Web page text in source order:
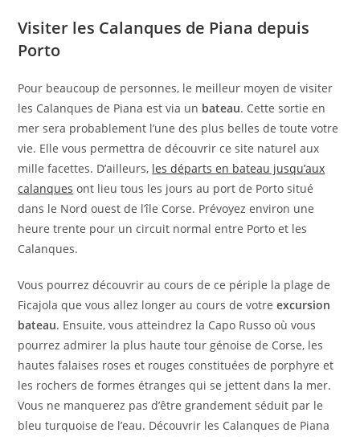
Visiter les Calanques de Piana depuis
Porto
Pour beaucoup de personnes, le meilleur moyen de visiter
les Calanques de Piana est via un bateau. Cette sortie en
mer sera probablement l’une des plus belles de toute votre
vie. Elle vous permettra de découvrir ce site naturel aux
mille facettes. D’ailleurs, les départs en bateau jusqu’aux
calanques ont lieu tous les jours au port de Porto situé
dans le Nord ouest de l’île Corse. Prévoyez environ une
heure trente pour un circuit normal entre Porto et les
Calanques.
Vous pourrez découvrir au cours de ce périple la plage de
Ficajola que vous allez longer au cours de votreexcursion
bateau. Ensuite, vous atteindrez la Capo Russo où vous
pourrez admirer la plus haute tour génoise de Corse, les
hautes falaises roses et rouges constituées de porphyre et
les rochers de formes étranges qui se jettent dans la mer.
Vous ne manquerez pas d’être grandement séduit par le
bleu turquoise de l’eau. Découvrir les Calanques de Piana